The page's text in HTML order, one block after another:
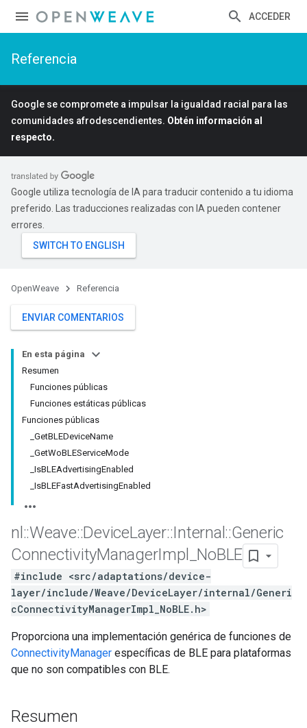
ACCEDER
Referencia
Google se compromete a impulsar la igualdad racial para las
comunidades afrodescendientes. Obtén información al
respecto.
Google utiliza tecnología de IA para traducir contenido a tu idioma
preferido. Las traducciones realizadas con IA pueden contener
errores.
OpenWeave Referencia
ENVIAR COMENTARIOS
En esta página
Resumen
Funciones públicas
Funciones estáticas públicas
Funciones públicas
_GetBLEDeviceName
_GetWoBLEServiceMode
_IsBLEAdvertisingEnabled
_IsBLEFastAdvertisingEnabled
nl ::Weave::DeviceLayer::Internal ::Generic
ConnectivityManagerImpl NoBLE
#include <src/adaptations/device-
layer/include/Weave/DeviceLayer/internal/Generi
cConnectivityManagerImpl_NoBLE.h>
Proporciona una implementación genérica de funciones de
ConnectivityManager específicas de BLE para plataformas
que no son compatibles con BLE.
Resumen